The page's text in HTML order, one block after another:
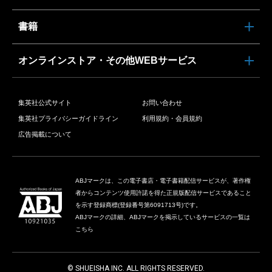
書籍
オンラインストア・その他WEBサービス
集英社公式サイト お問い合わせ
集英社プライバシーガイドライン 利用規約・会員規約
広告掲載について
ABJマークは、この電子書店・電子書籍配信サービスが、著作権
者からコンテンツ使用許諾を得た正規版配信サービスであること
を示す登録商標(登録番号第6091713号)です。
ABJマークの詳細、ABJマークを掲示しているサービスの一覧は
こちら
© SHUEISHA INC. ALL RIGHTS RESERVED.